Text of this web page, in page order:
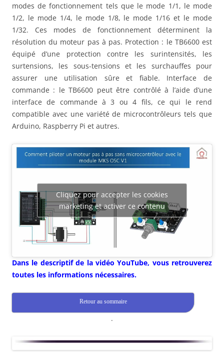
modes de fonctionnement tels que le mode 1/1, le mode
1/2, le mode 1/4, le mode 1/8, le mode 1/16 et le mode
1/32. Ces modes de fonctionnement déterminent la
résolution du moteur pas à pas. Protection : le TB6600 est
équipé d’une protection contre les surintensités, les
surtensions, les sous-tensions et les surchauffes pour
assurer une utilisation sûre et fiable. Interface de
commande : le TB6600 peut être contrôlé à l’aide d’une
interface de commande à 3 ou 4 fils, ce qui le rend
compatible avec une variété de microcontrôleurs tels que
Arduino, Raspberry Pi et autres.
Cliquez pour accepter les cookies
marketing et activer ce contenu
Dans le descriptif de la vidéo YouTube, vous retrouverez
toutes les informations nécessaires.
Retour au sommaire
.